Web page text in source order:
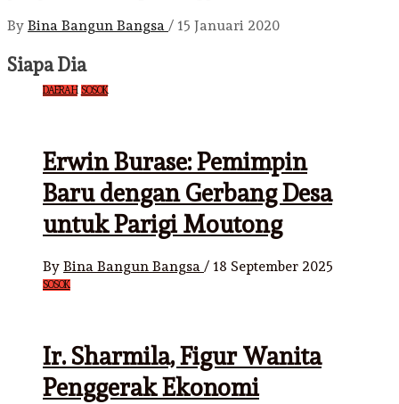
By Bina Bangun Bangsa / 15 Januari 2020
Siapa Dia
DAERAH SOSOK
Erwin Burase: Pemimpin
Baru dengan Gerbang Desa
untuk Parigi Moutong
By Bina Bangun Bangsa / 18 September 2025
SOSOK
Ir. Sharmila, Figur Wanita
Penggerak Ekonomi